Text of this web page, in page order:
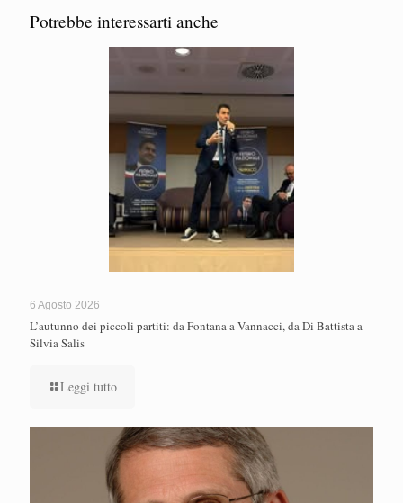
Potrebbe interessarti anche
6 Agosto 2026
L’autunno dei piccoli partiti: da Fontana a Vannacci, da Di Battista a
Silvia Salis
Leggi tutto